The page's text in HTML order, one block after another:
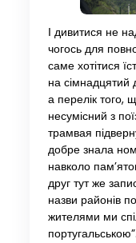
І дивитися не
чогось для
саме хотітися
на сімнадцятий
а перелік того,
несумісний з
трамвая
добре знала
навколо
друг тут же
назви районів
жителями ми
португальською”.